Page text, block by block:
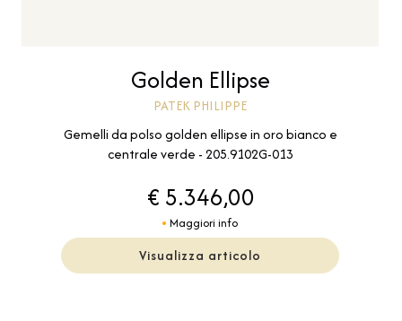
Golden Ellipse
PATEK PHILIPPE
Gemelli da polso golden ellipse in oro bianco e
centrale verde - 205.9102G-013
€ 5.346,00
Maggiori info
Visualizza articolo